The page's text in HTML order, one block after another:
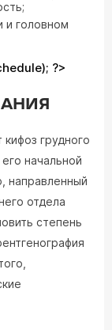
и головном
?>
грудного
начальной
направленный
отдела
степень